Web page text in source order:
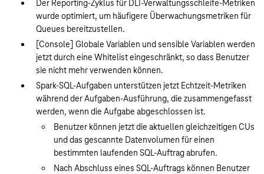
Der Reporting-Zyklus für DLI-Verwaltungsschleife-Metriken
wurde optimiert, um häufigere Überwachungsmetriken für
Queues bereitzustellen.
[Console] Globale Variablen und sensible Variablen werden
jetzt durch eine Whitelist eingeschränkt, so dass Benutzer
sie nicht mehr verwenden können.
Spark-SQL-Aufgaben unterstützen jetzt Echtzeit-Metriken
während der Aufgaben-Ausführung, die zusammengefasst
werden, wenn die Aufgabe abgeschlossen ist.
Benutzer können jetzt die aktuellen gleichzeitigen CUs
und das gescannte Datenvolumen für einen
bestimmten laufenden SQL-Auftrag abrufen.
Nach Abschluss eines SQL-Auftrags können Benutzer